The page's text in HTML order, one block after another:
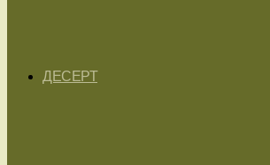
ДЕСЕРТ